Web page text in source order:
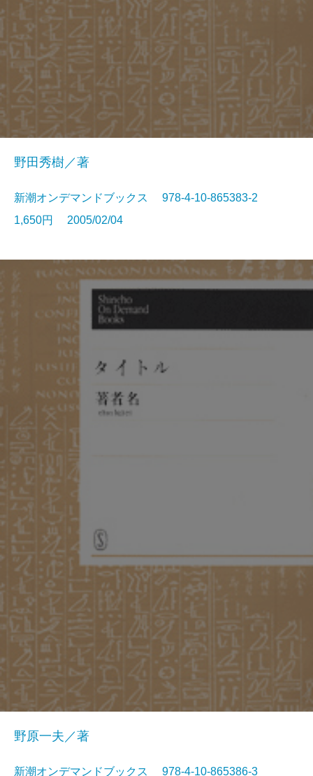
野田秀樹／著
新潮オンデマンドブックス 978-4-10-865383-2
1,650円 2005/02/04
野原一夫／著
新潮オンデマンドブックス 978-4-10-865386-3